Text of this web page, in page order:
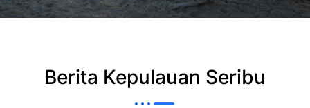
Berita Kepulauan Seribu